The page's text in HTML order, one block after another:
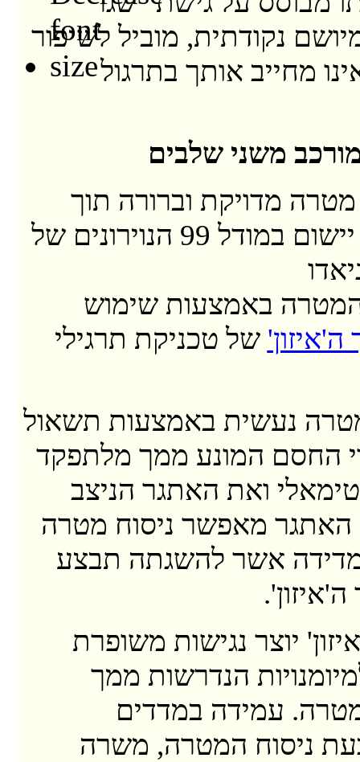
נקודתית, מוביל לשיפור
מחייב אותך בתרגול
משני שלבים
מדויקת וברורה תוך
שימוש יישום במודל 99 הנוירונים של
באמצעות שימוש
של טכניקת תרגילי
נעשית באמצעות תשאול
החסם המונע ממך מלתפקד
ואת האתגר הניצב
האתגר מאפשר ניסוח מטרה
אשר להשגתה תבצע
יוצר נגישות משופרת
הנדרשות ממך
עמידה במדדים
ניסוח המטרה, משרה